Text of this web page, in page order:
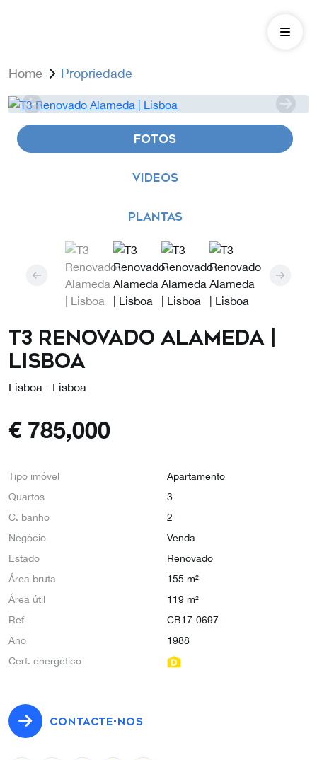
Home Propriedade
FOTOS
VIDEOS
PLANTAS
T3 Renovado Alameda |
Lisboa
Lisboa - Lisboa
€ 785,000
Tipo imóvel
Apartamento
Quartos
3
C. banho
2
Negócio
Venda
Estado
Renovado
Área bruta
155 m²
Área útil
119 m²
Ref
CB17-0697
Ano
1988
Cert. energético
CONTACTE-NOS